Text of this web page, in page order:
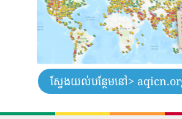
ស្វែងយល់បន្ថែមនៅ>